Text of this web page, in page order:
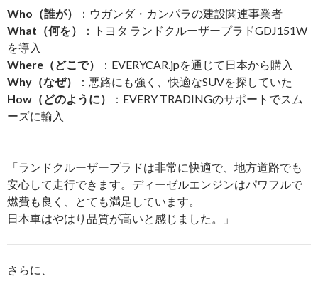
Who（誰が）
：ウガンダ・カンパラの建設関連事業者
What（何を）
：トヨタ ランドクルーザープラドGDJ151W
を導入
Where（どこで）
：EVERYCAR.jpを通じて日本から購入
Why（なぜ）
：悪路にも強く、快適なSUVを探していた
How（どのように）
：EVERY TRADINGのサポートでスム
ーズに輸入
「ランドクルーザープラドは非常に快適で、地方道路でも
安心して走行できます。ディーゼルエンジンはパワフルで
燃費も良く、とても満足しています。
日本車はやはり品質が高いと感じました。」
さらに、